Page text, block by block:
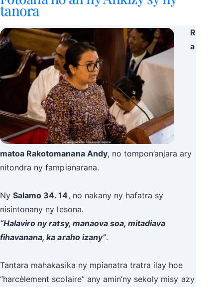
tanora
R
a
matoa Rakotomanana Andy, no tompon’anjara ary
nitondra ny fampianarana.
NySalamo 34. 14, no nakany ny hafatra sy
nisintonany ny lesona.
“Halaviro ny ratsy, manaova soa, mitadiava
fihavanana, ka araho izany”.
Tantara mahakasika ny mpianatra tratra ilay hoe
“harcèlement scolaire” any amin’ny sekoly misy azy